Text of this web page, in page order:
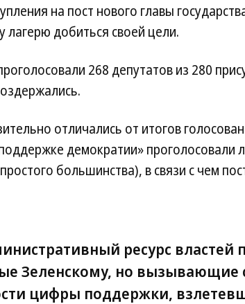
на пост нового главы
лагерю добиться своей цели.
268 депутатов из 280
отличались от итогов
демократии» проголосовали
большинства), в связи с чем
ресурс властей
Зеленскому, но вызывающие
цифры поддержки,